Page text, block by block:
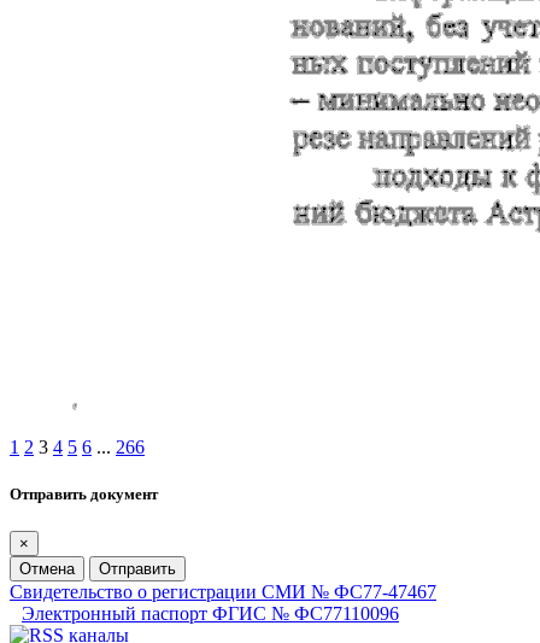
1 2 3 4 5 6 ... 266
Отправить документ
×
Отмена
Отправить
Свидетельство о регистрации СМИ № ФС77-47467
Электронный паспорт ФГИС № ФС77110096